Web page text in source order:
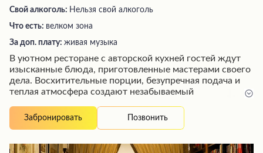
Свой алкоголь: Нельзя свой алкоголь
Что есть: велком зона
За доп. плату: живая музыка
В уютном ресторане с авторской кухней гостей ждут
изысканные блюда, приготовленные мастерами своего
дела. Восхитительные порции, безупречная подача и
теплая атмосфера создают незабываемый
помогают сориентироваться в меню, делясь
увлекательными историями о каждом лакомстве.
обстановка располагают к приятному
Забронировать Позвонить